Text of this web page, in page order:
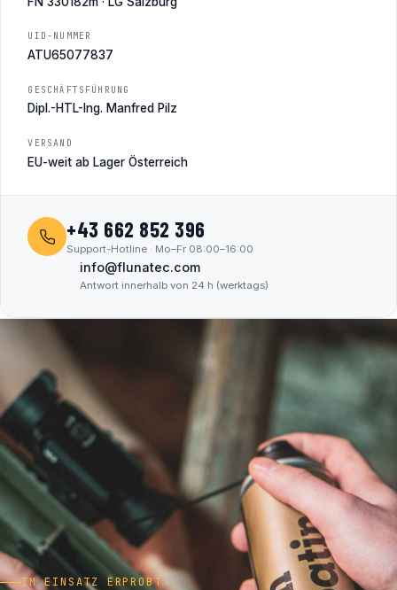
UID-NUMMER
ATU65077837
GESCHÄFTSFÜHRUNG
Dipl.-HTL-Ing. Manfred Pilz
VERSAND
EU-weit ab Lager Österreich
+43 662 852 396
Support-Hotline · Mo–Fr 08:00–16:00
info@flunatec.com
Antwort innerhalb von 24 h (werktags)
IM EINSATZ ERPROBT